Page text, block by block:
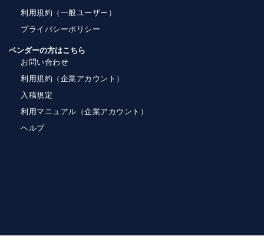
利用規約（一般ユーザー）
プライバシーポリシー
ベンダーの方はこちら
お問い合わせ
利用規約（企業アカウント）
入稿規定
利用マニュアル（企業アカウント）
ヘルプ